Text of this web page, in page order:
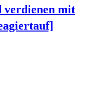
verdienen mit